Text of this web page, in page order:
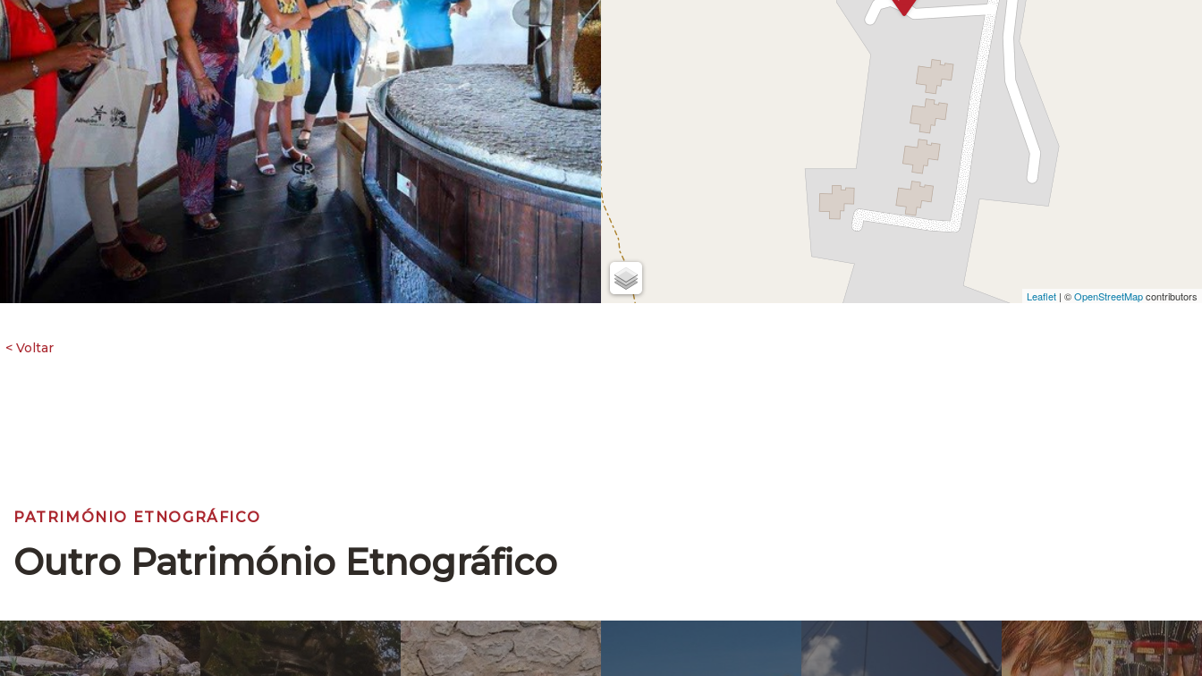
Leaflet | ©OpenStreetMapcontributors
PATRIMÓNIO ETNOGRÁFICO
Outro Património Etnográfico